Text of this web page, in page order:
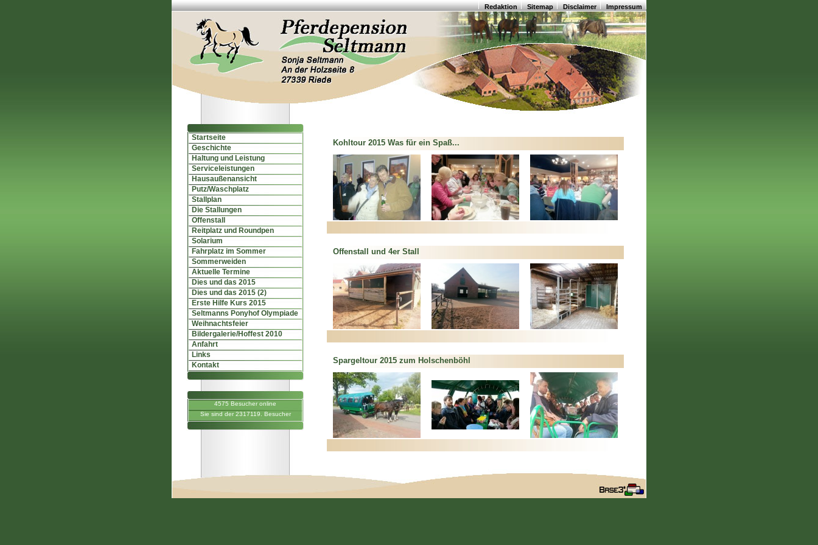
Redaktion Sitemap Disclaimer Impressum
Startseite
Geschichte
Haltung und Leistung
Serviceleistungen
Hausaußenansicht
Putz/Waschplatz
Stallplan
Die Stallungen
Offenstall
Reitplatz und Roundpen
Solarium
Fahrplatz im Sommer
Sommerweiden
Aktuelle Termine
Dies und das 2015
Dies und das 2015 (2)
Erste Hilfe Kurs 2015
Seltmanns Ponyhof Olympiade
Weihnachtsfeier
Bildergalerie/Hoffest 2010
Anfahrt
Links
Kontakt
4575 Besucher online
Sie sind der 2317119. Besucher
Kohltour 2015 Was für ein Spaß...
Offenstall und 4er Stall
Spargeltour 2015 zum Holschenböhl